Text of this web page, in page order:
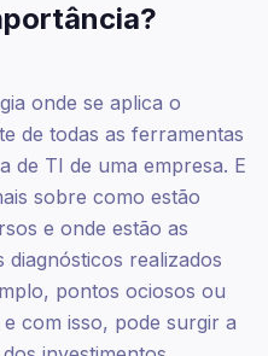
onde se aplica o
de todas as ferramentas
de TI de uma empresa. E
sobre como estão
e onde estão as
diagnósticos realizados
pontos ociosos ou
com isso, pode surgir a